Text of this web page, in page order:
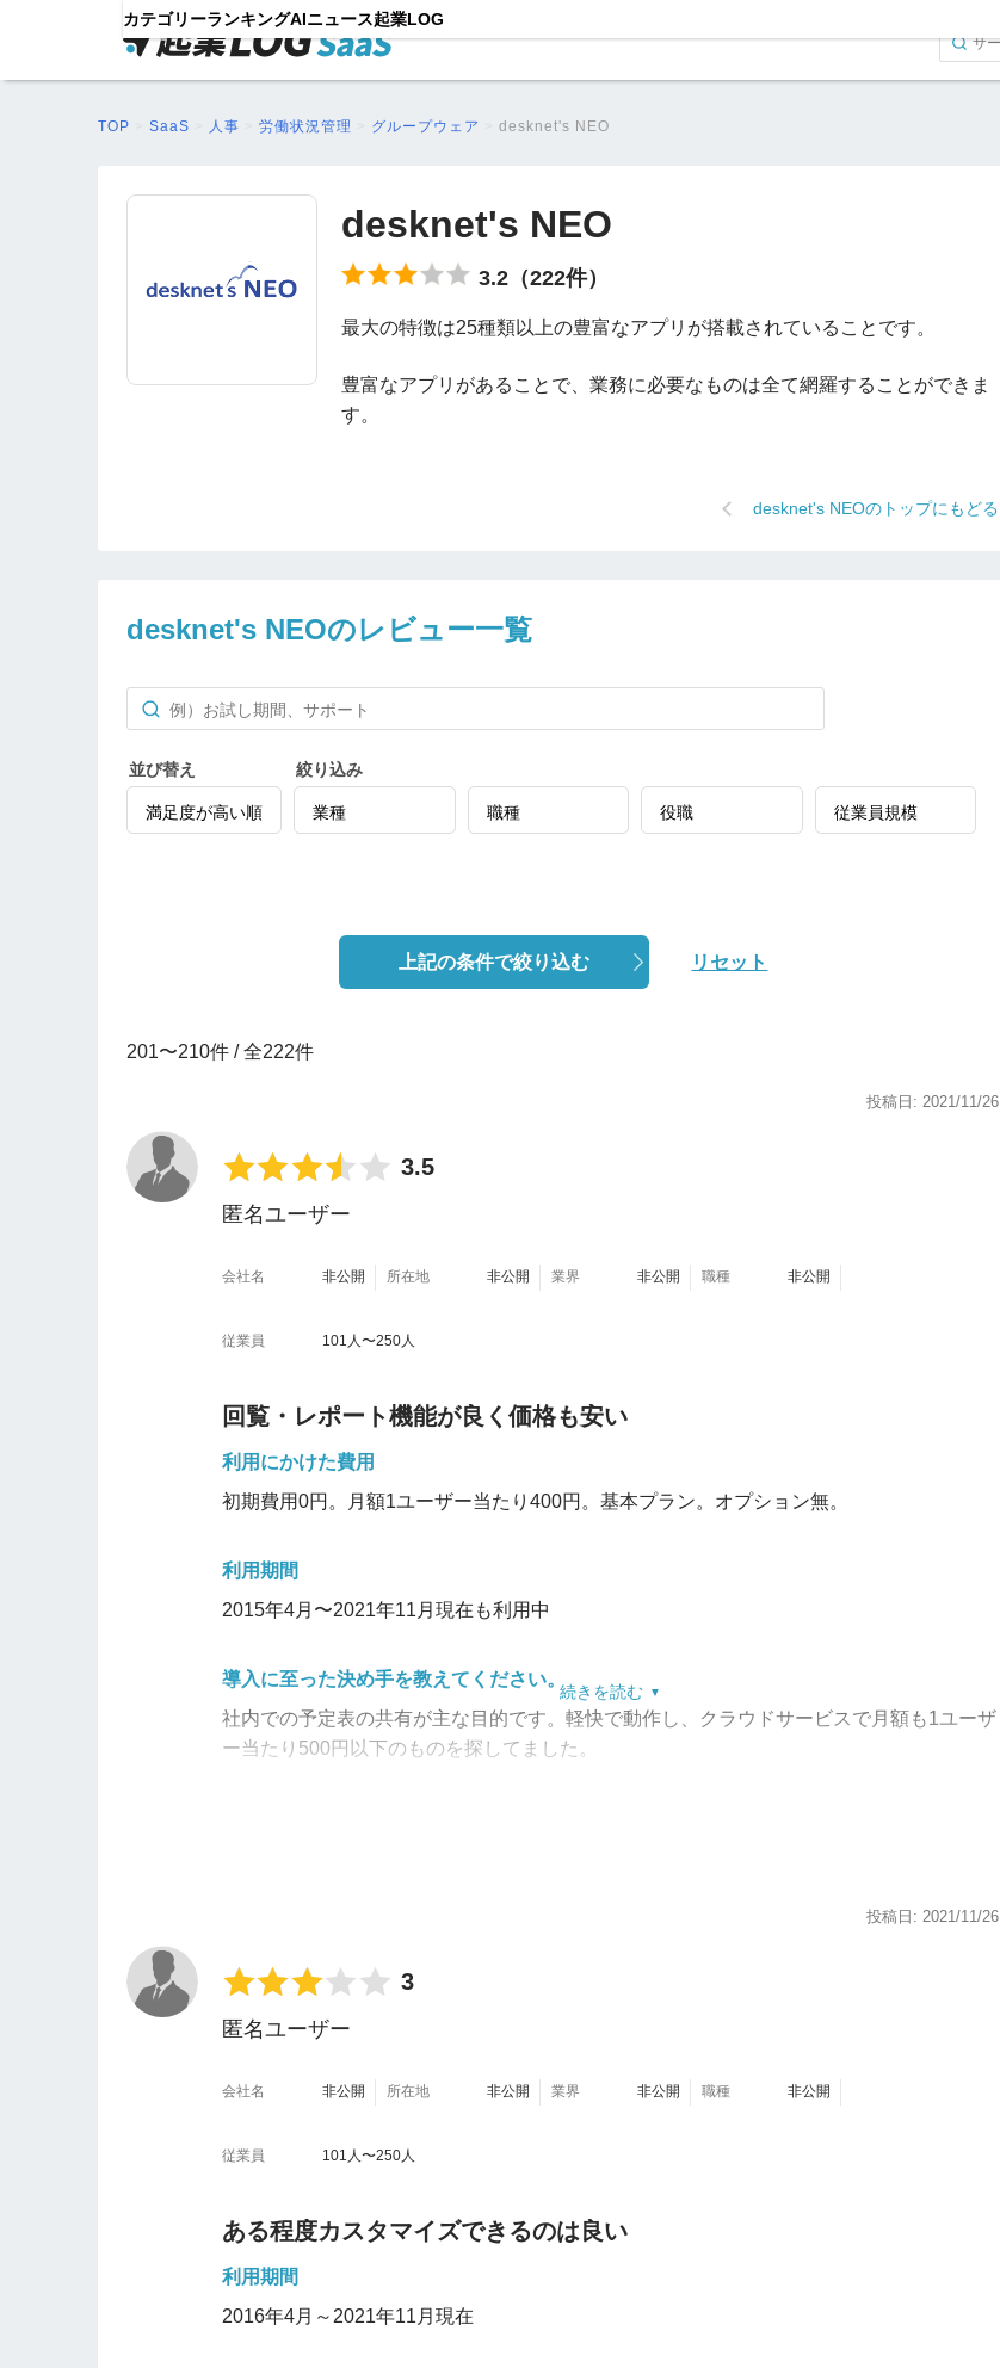
カテゴリーランキングAIニュース起業LOG
TOP SaaS 人事 労働状況管理 グループウェア desknet's NEO
desknet's NEO
3.2（222件）
最大の特徴は25種類以上の豊富なアプリが搭載されていることです。
豊富なアプリがあることで、業務に必要なものは全て網羅することができま
す。
desknet's NEOのトップにもどる
desknet's NEOのレビュー一覧
並び替え 絞り込み
上記の条件で絞り込む リセット
201〜210件 / 全222件
投稿日: 2021/11/26
3.5
匿名ユーザー
会社名 非公開 所在地 非公開 業界 非公開 職種 非公開
従業員 101人〜250人
回覧・レポート機能が良く価格も安い
利用にかけた費用
初期費用0円。月額1ユーザー当たり400円。基本プラン。オプション無。
利用期間
2015年4月〜2021年11月現在も利用中
導入に至った決め手を教えてください。
社内での予定表の共有が主な目的です。軽快で動作し、クラウドサービスで月額も1ユーザ
ー当たり500円以下のものを探してました。
ていたモノが電子化できました。そのほか設備予約も今でも紙で管理してましたが、イメ
メッセージ機能はファイルも添付でき、スマホ版アプリでLINEの様に使えます。
不便だと感じた点教えをてください。
プロジェクト管理というガントチャート機能は、右に向かって45日しか表示されません。
ュでメッセージを受け取れるはずですが、受け取れない場合が結構あります。改善してほ
外部連携はしやすいと感じましたか？
基本的にはこちらのグループウェアで完結します。Microsoft Teamsと連携をうたってます
がまだうまく動作しないようです。
続きを読む
投稿日: 2021/11/26
3
匿名ユーザー
会社名 非公開 所在地 非公開 業界 非公開 職種 非公開
従業員 101人〜250人
ある程度カスタマイズできるのは良い
利用期間
2016年4月～2021年11月現在